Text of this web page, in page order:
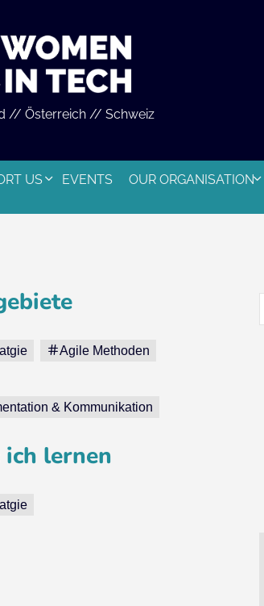
// Österreich // Schweiz
US EVENTS
OUR ORGANISATION
Agile Methoden
& Kommunikation
ich lernen